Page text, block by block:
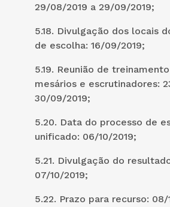
29/08/2019 a 29/09/2019;
5.18. Divulgação dos locais
de escolha: 16/09/2019;
5.19. Reunião de
mesários e escrutinadores:
30/09/2019;
5.20. Data do processo de
unificado: 06/10/2019;
5.21. Divulgação do
07/10/2019;
5.22. Prazo para recurso: 08/